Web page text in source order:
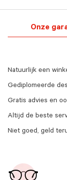
Onze
Natuurlijk een
Gediplomeerde
Gratis advies en
Altijd de beste
Niet goed, geld